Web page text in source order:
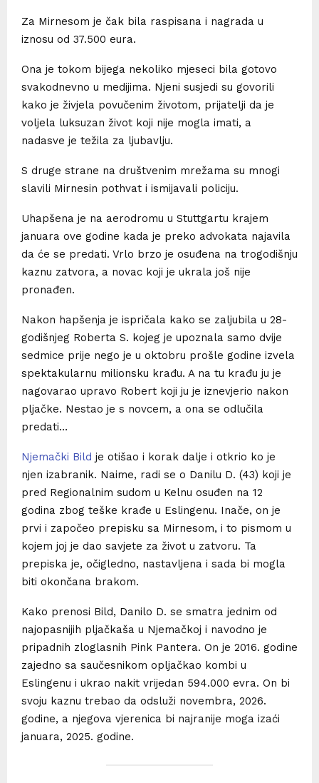
Za Mirnesom je čak bila raspisana i nagrada u
iznosu od 37.500 eura.
Ona je tokom bijega nekoliko mjeseci bila gotovo
svakodnevno u medijima. Njeni susjedi su govorili
kako je živjela povučenim životom, prijatelji da je
voljela luksuzan život koji nije mogla imati, a
nadasve je težila za ljubavlju.
S druge strane na društvenim mrežama su mnogi
slavili Mirnesin pothvat i ismijavali policiju.
Uhapšena je na aerodromu u Stuttgartu krajem
januara ove godine kada je preko advokata najavila
da će se predati. Vrlo brzo je osuđena na trogodišnju
kaznu zatvora, a novac koji je ukrala još nije
pronađen.
Nakon hapšenja je ispričala kako se zaljubila u 28-
godišnjeg Roberta S. kojeg je upoznala samo dvije
sedmice prije nego je u oktobru prošle godine izvela
spektakularnu milionsku krađu. A na tu krađu ju je
nagovarao upravo Robert koji ju je iznevjerio nakon
pljačke. Nestao je s novcem, a ona se odlučila
predati…
Njemački Bild je otišao i korak dalje i otkrio ko je
njen izabranik. Naime, radi se o Danilu D. (43) koji je
pred Regionalnim sudom u Kelnu osuđen na 12
godina zbog teške krađe u Eslingenu. Inače, on je
prvi i započeo prepisku sa Mirnesom, i to pismom u
kojem joj je dao savjete za život u zatvoru. Ta
prepiska je, očigledno, nastavljena i sada bi mogla
biti okončana brakom.
Kako prenosi Bild, Danilo D. se smatra jednim od
najopasnijih pljačkaša u Njemačkoj i navodno je
pripadnih zloglasnih Pink Pantera. On je 2016. godine
zajedno sa saučesnikom opljačkao kombi u
Eslingenu i ukrao nakit vrijedan 594.000 evra. On bi
svoju kaznu trebao da odsluži novembra, 2026.
godine, a njegova vjerenica bi najranije moga izaći
januara, 2025. godine.